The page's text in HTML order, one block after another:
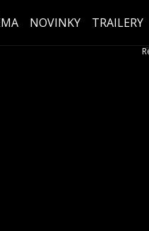
NOVINKY TRAILERY